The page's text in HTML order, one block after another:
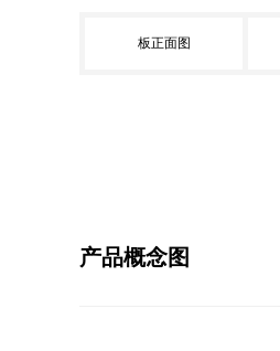
板正面图
产品概念图